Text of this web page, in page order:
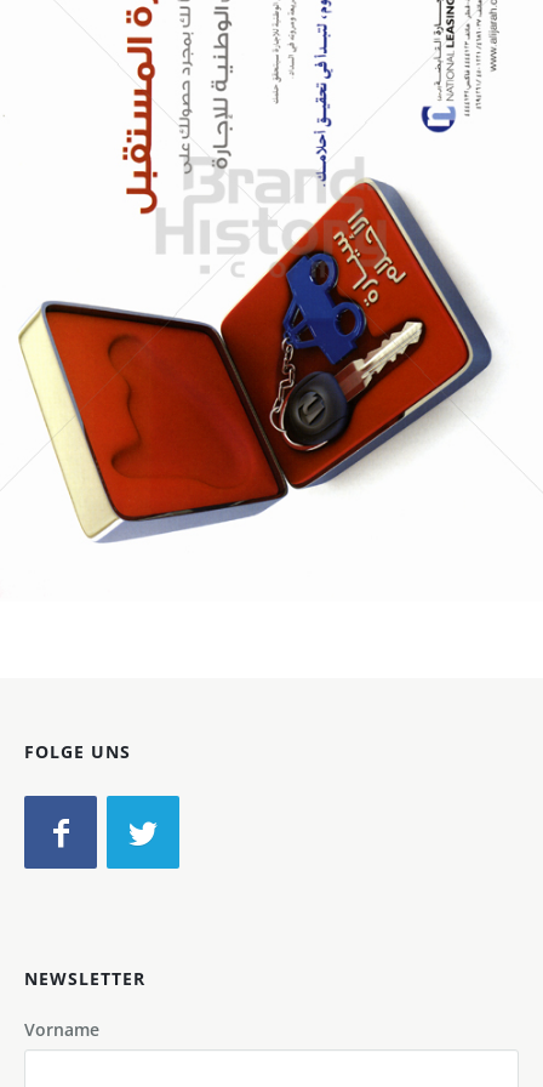
NATIONAL LEASING HOLDING
NATIONAL LEASING HOLDING
2008
FOLGE UNS
NEWSLETTER
Vorname